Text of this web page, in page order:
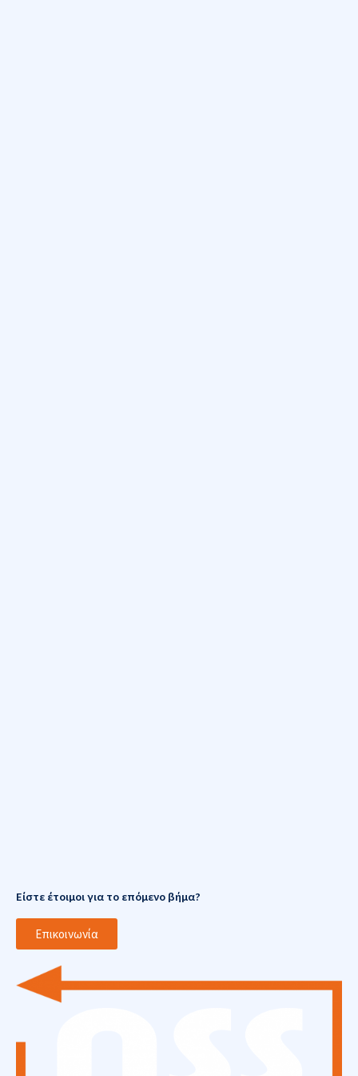
Είστε έτοιμοι για το επόμενο βήμα?
Επικοινωνία